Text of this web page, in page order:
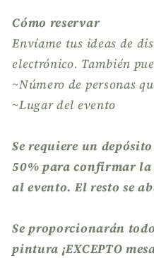
Cómo reservar
Envíame tus ideas de
electrónico. También
~Número de personas
~Lugar del evento
Se requiere un
50% para confirmar la
al evento. El resto se
Se proporcionarán
pintura ¡EXCEPTO